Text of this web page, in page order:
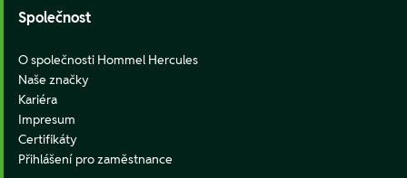
Společnost
O společnosti Hommel Hercules
Naše značky
Kariéra
Impresum
Certifikáty
Přihlášení pro zaměstnance